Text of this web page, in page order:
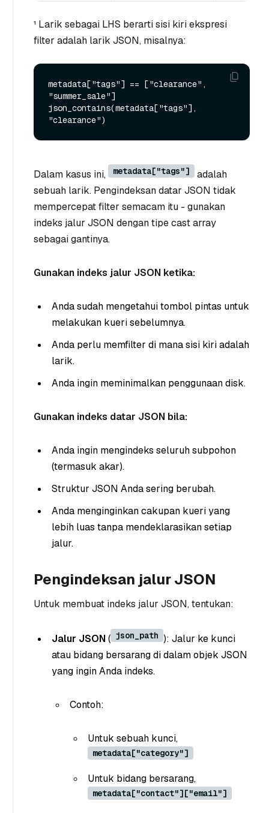
¹ Larik sebagai LHS berarti sisi kiri ekspresi
filter adalah larik JSON, misalnya:
metadata["tags"] == ["clearance",
"summer_sale"]
json_contains(metadata["tags"],
Dalam kasus ini, metadata["tags"]
adalah
sebuah larik. Pengindeksan datar JSON tidak
mempercepat filter semacam itu - gunakan
indeks jalur JSON dengan tipe cast array
sebagai gantinya.
Gunakan indeks jalur JSON ketika:
Anda sudah mengetahui tombol pintas untuk
melakukan kueri sebelumnya.
Anda perlu memfilter di mana sisi kiri adalah
larik.
Anda ingin meminimalkan penggunaan disk.
Gunakan indeks datar JSON bila:
Anda ingin mengindeks seluruh subpohon
(termasuk akar).
Struktur JSON Anda sering berubah.
Anda menginginkan cakupan kueri yang
lebih luas tanpa mendeklarasikan setiap
jalur.
Pengindeksan jalur JSON
Untuk membuat indeks jalur JSON, tentukan:
Jalur JSON( json_path ): Jalur ke kunci
atau bidang bersarang di dalam objek JSON
yang ingin Anda indeks.
Contoh:
Untuk sebuah kunci,
metadata["category"]
Untuk bidang bersarang,
metadata["contact"]["email"]